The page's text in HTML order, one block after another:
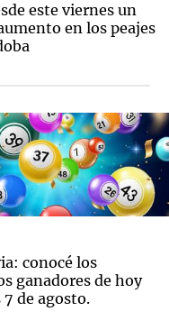
este viernes un
en los peajes
conocé los
ganadores de hoy
de agosto.
El